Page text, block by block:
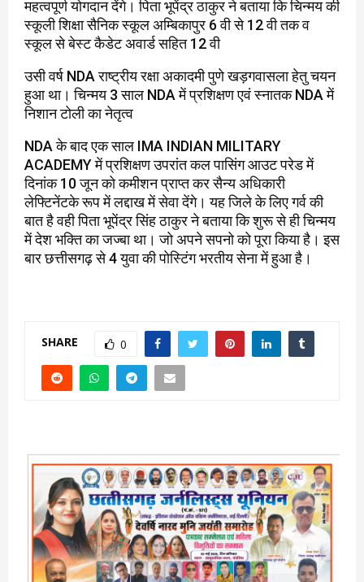
महत्वपूर्ण योगदान देंगे। पिता भूपेंद्र ठाकुर ने बताया कि चिन्मय की
स्कूली शिक्षा सैनिक स्कूल अम्बिकापुर 6 वी से 12 वी तक व
स्कूल से बेस्ट कैडेट अवार्ड सहित 12 वी
उसी वर्ष NDA राष्ट्रीय रक्षा अकादमी पुणे खड़गवासला हेतु चयन
हुआ था। चिन्मय 3 साल NDA में प्रशिक्षण एवं स्नातक NDA में
निशान टोली का नेतृत्व
NDA के बाद एक साल IMA INDIAN MILITARY
ACADEMY में प्रशिक्षण उपरांत कल पासिंग आउट परेड में
दिनांक 10 जून को कमीशन प्राप्त कर सैन्य अधिकारी
लेफ्टिनेंटके रूप में लद्दाख में सेवा देंगे। यह जिले के लिए गर्व की
बात है वही पिता भूपेंद्र सिंह ठाकुर ने बताया कि शुरू से ही चिन्मय
में देश भक्ति का जज्बा था। जो अपने सपनो को पूरा किया है। इस
बार छत्तीसगढ़ से 4 युवा की पोस्टिंग भरतीय सेना में हुआ है।
SHARE 0